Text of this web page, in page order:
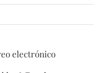
electrónico